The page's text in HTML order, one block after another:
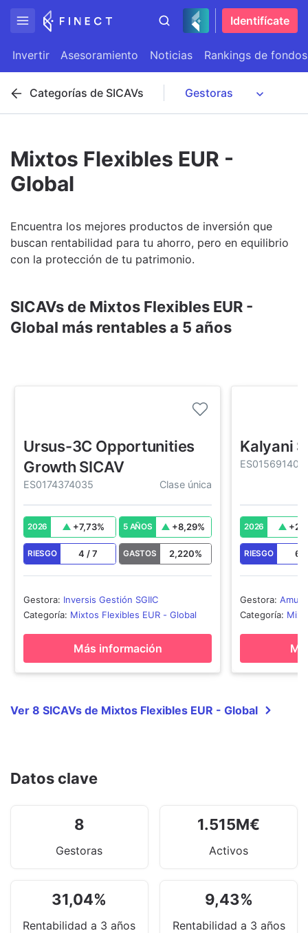
Identifícate
Invertir Asesoramiento Noticias Rankings de fondos
Categorías de SICAVs
Mixtos Flexibles EUR -
Global
Encuentra los mejores productos de inversión que
buscan rentabilidad para tu ahorro, pero en equilibrio
con la protección de tu patrimonio.
SICAVs de Mixtos Flexibles EUR -
Global más rentables a 5 años
Ursus-3C Opportunities
Growth SICAV
ES0174374035 Clase única
2026 +7,73% 5 AÑOS +8,29%
RIESGO 4 /7 GASTOS 2,220%
Gestora: Inversis Gestión SGIIC
Categoría: Mixtos Flexibles EUR - Global
Más información
Kalyani
2026 +
RIESGO 6
Gestora:
Categoría:
Ver 8 SICAVs de Mixtos Flexibles EUR - Global
Datos clave
8
Gestoras
1.515M€
Activos
31,04%
Rentabilidad a 3 años
9,43%
Rentabilidad a 3 años